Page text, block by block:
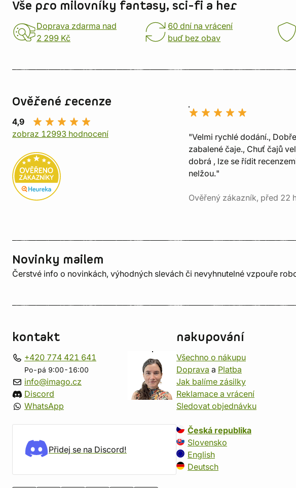
Vše pro milovníky fantasy, sci-fi a her
Doprava zdarma nad
2 299 Kč
60 dní na vrácení
buď bez obav
Ověřené recenze
4,9
zobraz 12993 hodnocení
"Velmi rychlé dodání., Dobře
zabalené čaje., Chuť čajů
dobrá , lze se řídit
nelžou."
Ověřený zákazník, před 22
Novinky mailem
Čerstvé info o novinkách, výhodných slevách či nevyhnutelné vzpouře
kontakt
+420 774 421 641
Po-pá 9:00-16:00
info@imago.cz
Discord
WhatsApp
Přidej se na Discord!
nakupování
Všechno o nákupu
Doprava a Platba
Jak balíme zásilky
Reklamace a vrácení
Sledovat objednávku
Česká republika
Slovensko
English
Deutsch